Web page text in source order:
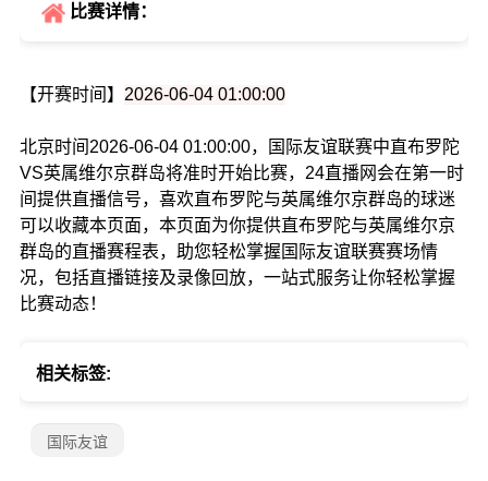
比赛详情：
【开赛时间】 2026-06-04 01:00:00
北京时间2026-06-04 01:00:00，国际友谊联赛中直布罗陀
VS英属维尔京群岛将准时开始比赛，24直播网会在第一时
间提供直播信号，喜欢直布罗陀与英属维尔京群岛的球迷
可以收藏本页面，本页面为你提供直布罗陀与英属维尔京
群岛的直播赛程表，助您轻松掌握国际友谊联赛赛场情
况，包括直播链接及录像回放，一站式服务让你轻松掌握
比赛动态！
相关标签:
国际友谊